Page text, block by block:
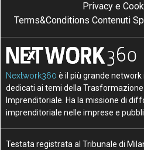
Privacy e
Terms&Conditions Contenuti
Nextwork360 è il più grande
dedicati ai temi della Trasformazione
Imprenditoriale. Ha la missione di
imprenditoriale nelle imprese e
Testata registrata al Tribunale di